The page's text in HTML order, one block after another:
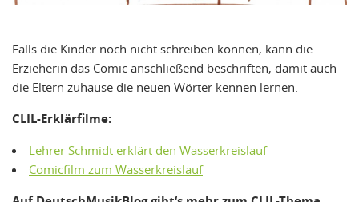
Falls die Kinder noch nicht schreiben können, kann die
Erzieherin das Comic anschließend beschriften, damit auch
die Eltern zuhause die neuen Wörter kennen lernen.
CLIL-Erklärfilme:
Lehrer Schmidt erklärt den Wasserkreislauf
Comicfilm zum Wasserkreislauf